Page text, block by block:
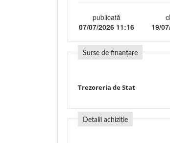
publicată
07/07/2026 11:16
19/
Surse de finanțare
Trezoreria de Stat
Detalii achiziție